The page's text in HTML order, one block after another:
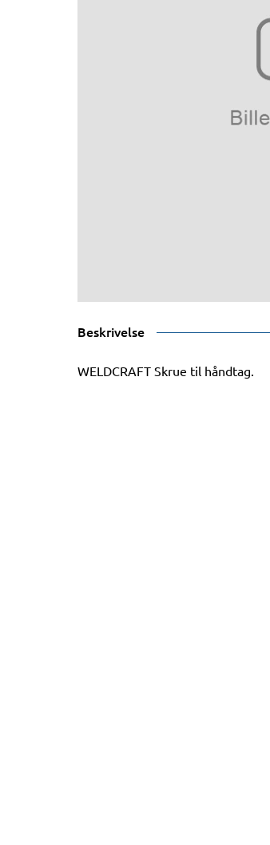
Beskrivelse
WELDCRAFT Skrue til håndtag.